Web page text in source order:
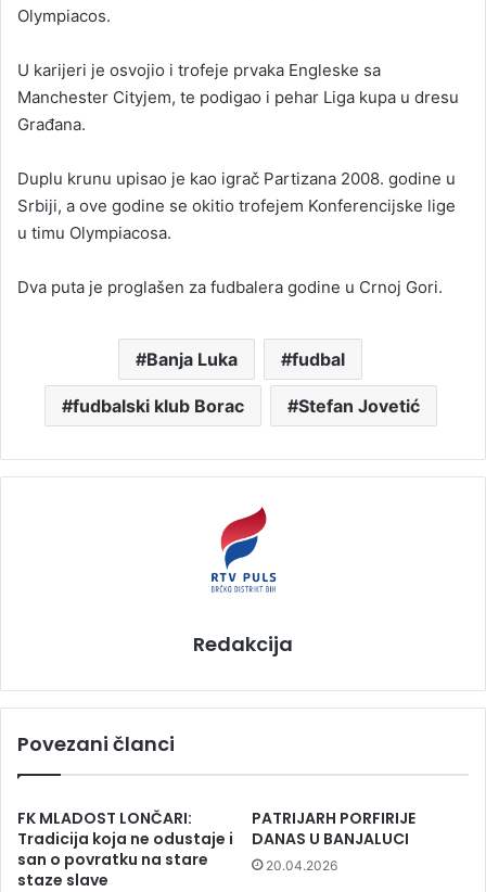
Olympiacos.
U karijeri je osvojio i trofeje prvaka Engleske sa
Manchester Cityjem, te podigao i pehar Liga kupa u dresu
Građana.
Duplu krunu upisao je kao igrač Partizana 2008. godine u
Srbiji, a ove godine se okitio trofejem Konferencijske lige
u timu Olympiacosa.
Dva puta je proglašen za fudbalera godine u Crnoj Gori.
Banja Luka fudbal
fudbalski klub Borac Stefan Jovetić
Redakcija
Povezani članci
FK MLADOST LONČARI:
Tradicija koja ne odustaje i
san o povratku na stare
staze slave
PATRIJARH PORFIRIJE
DANAS U BANJALUCI
20.04.2026